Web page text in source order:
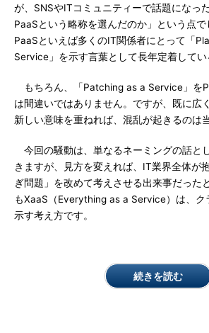
が、SNSやITコミュニティーで話題になっ
PaaSという略称を選んだのか」という点で
PaaSといえば多くのIT関係者にとって「
Service」を示す言葉として長年定着してい
もちろん、「Patching as a Service」を
は間違いではありません。ですが、既に広
新しい意味を重ねれば、混乱が起きるのは
今回の騒動は、単なるネーミングの話と
きますが、見方を変えれば、IT業界全体が
ぎ問題」を改めて考えさせる出来事だった
もXaaS（Everything as a Service）は、ク
示す考え方です。
続きを読む